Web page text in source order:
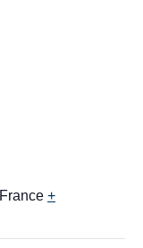
France +